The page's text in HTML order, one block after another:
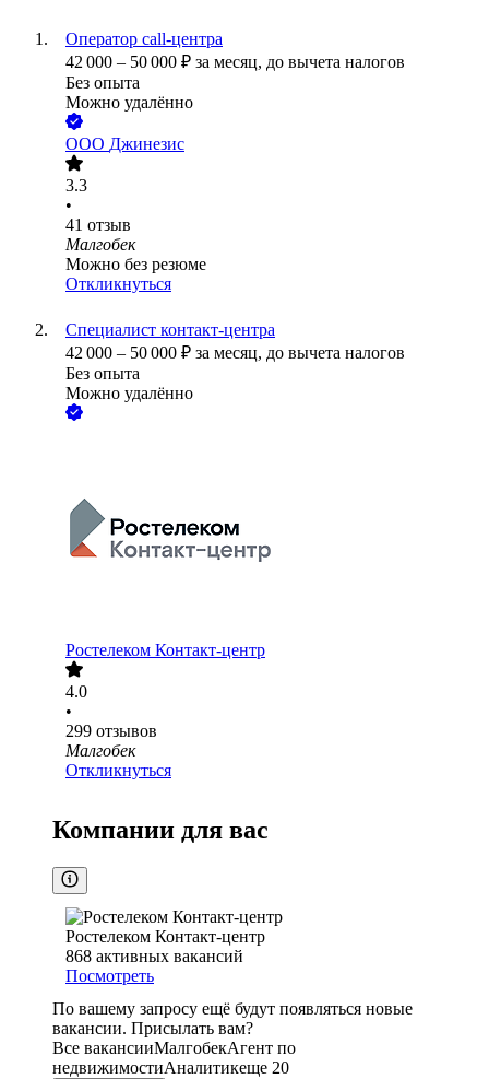
Оператор call-центра
42 000 – 50 000 ₽ за месяц, до вычета налогов
Без опыта
Можно удалённо
ООО Джинезис
3.3
•
41 отзыв
Малгобек
Можно без резюме
Откликнуться
Специалист контакт-центра
42 000 – 50 000 ₽ за месяц, до вычета налогов
Без опыта
Можно удалённо
Ростелеком Контакт-центр
4.0
•
299 отзывов
Малгобек
Откликнуться
Компании для вас
Ростелеком Контакт-центр
868 активных вакансий
Посмотреть
По вашему запросу ещё будут появляться новые
вакансии. Присылать вам?
Все вакансииМалгобекАгент по
недвижимостиАналитикеще 20